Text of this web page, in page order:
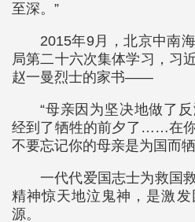
至深。”
2015年9月，北京中南
局第二十六次集体学习，习
赵一曼烈士的家书——
“母亲因为坚决地做了
经到了牺牲的前夕了……在
不要忘记你的母亲是为国而
一代代爱国志士为救国
精神惊天地泣鬼神，是激
源。